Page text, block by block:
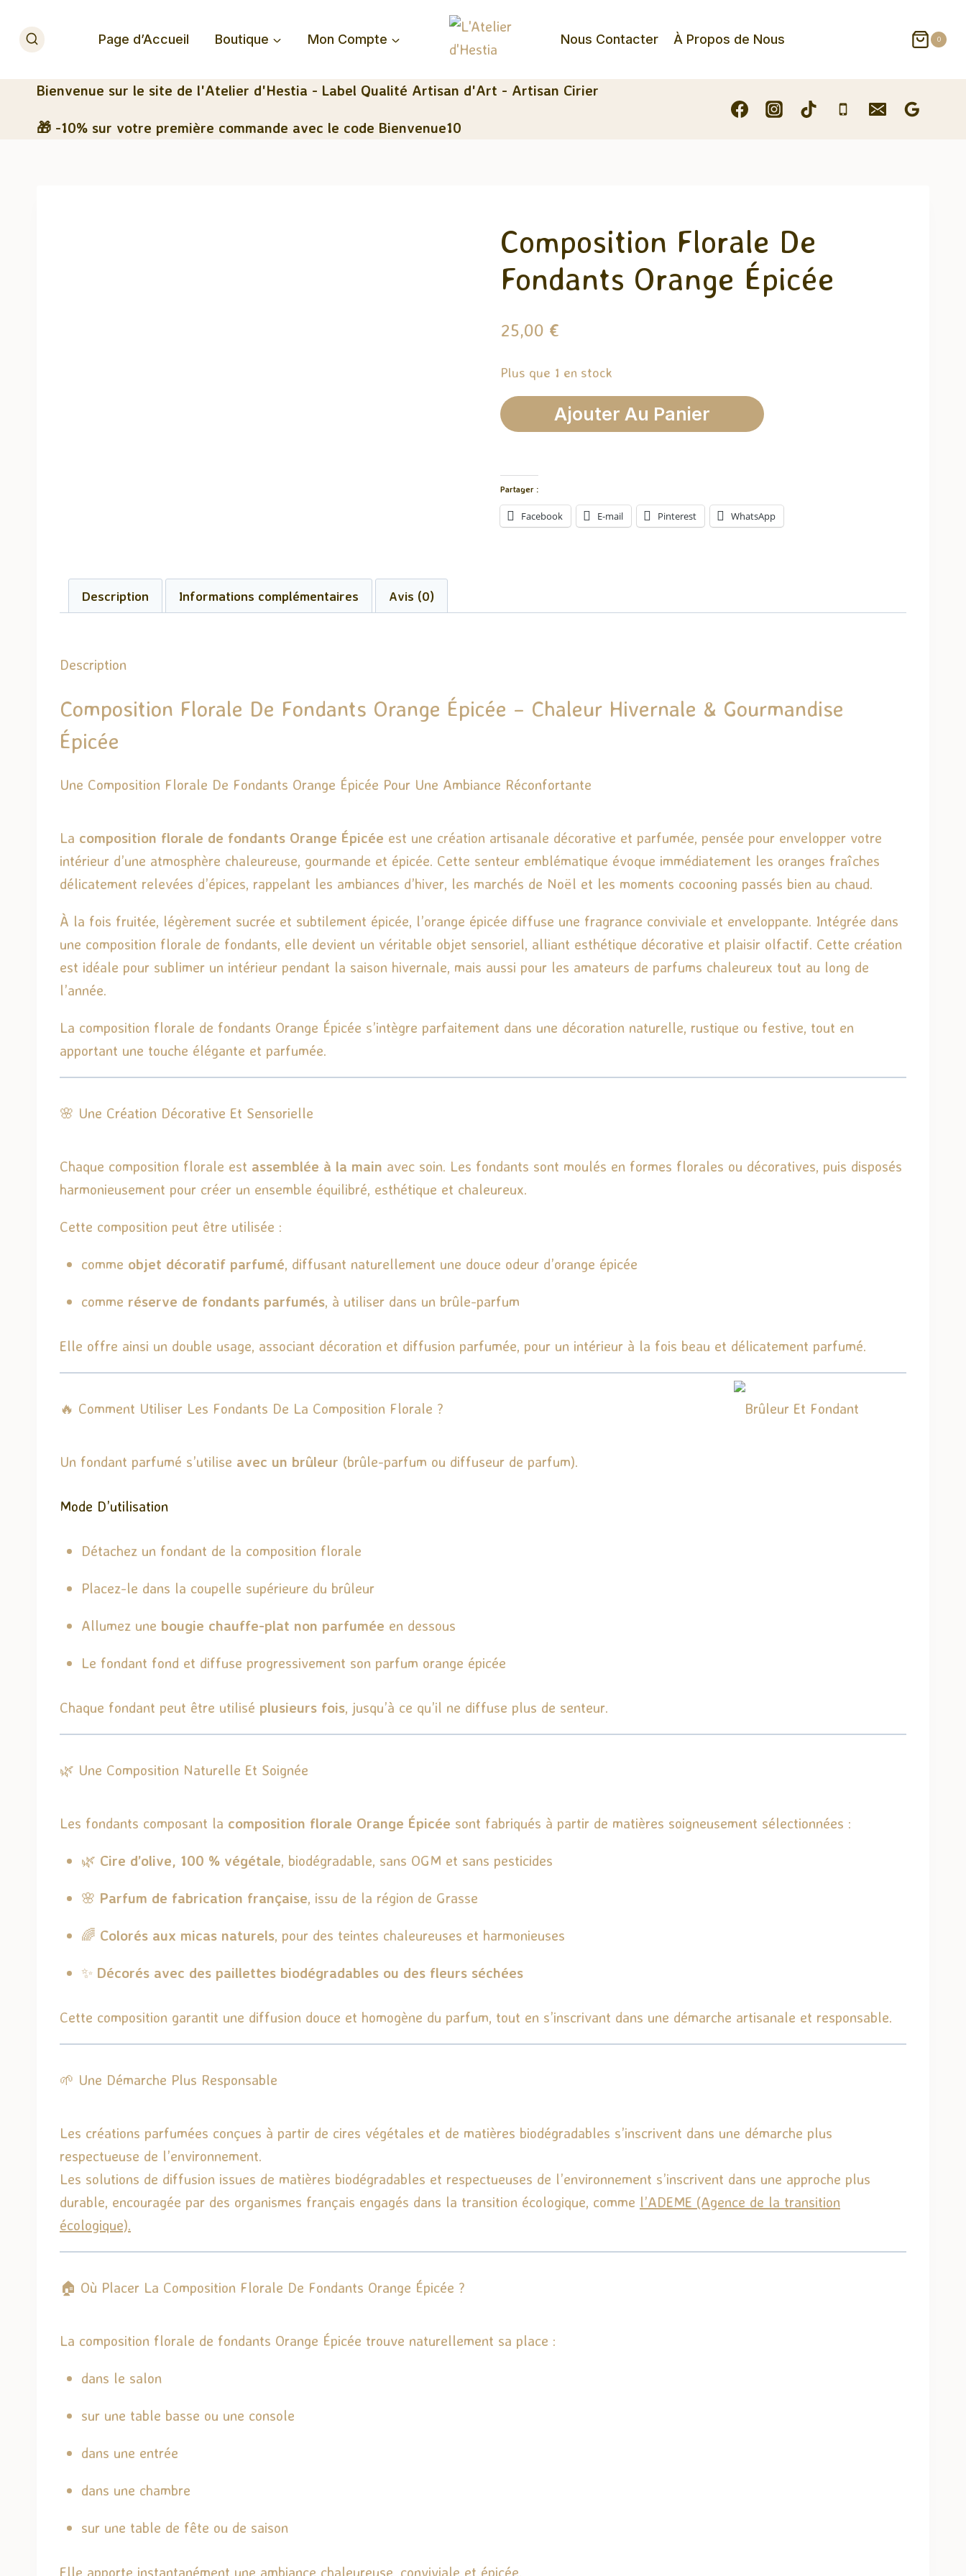
contenu
Page d’Accueil Boutique Mon Compte Nous Contacter À Propos de Nous 0
Bienvenue sur le site de l'Atelier d'Hestia - Label Qualité Artisan d'Art - Artisan Cirier
🎁 -10% sur votre première commande avec le code Bienvenue10
Composition Florale De
Fondants Orange Épicée
25,00 €
Plus que 1 en stock
quantité
de
Florale
Fondants
Ajouter Au Panier
Partager :
Facebook E-mail Pinterest WhatsApp
Description Informations complémentaires Avis (0)
Description
Composition Florale De Fondants Orange Épicée – Chaleur Hivernale & Gourmandise
Épicée
Une Composition Florale De Fondants Orange Épicée Pour Une Ambiance Réconfortante
La composition florale de fondants Orange Épicée est une création artisanale décorative et parfumée, pensée pour envelopper votre
intérieur d’une atmosphère chaleureuse, gourmande et épicée. Cette senteur emblématique évoque immédiatement les oranges fraîches
délicatement relevées d’épices, rappelant les ambiances d’hiver, les marchés de Noël et les moments cocooning passés bien au chaud.
À la fois fruitée, légèrement sucrée et subtilement épicée, l’orange épicée diffuse une fragrance conviviale et enveloppante. Intégrée dans
une composition florale de fondants, elle devient un véritable objet sensoriel, alliant esthétique décorative et plaisir olfactif. Cette création
est idéale pour sublimer un intérieur pendant la saison hivernale, mais aussi pour les amateurs de parfums chaleureux tout au long de
l’année.
La composition florale de fondants Orange Épicée s’intègre parfaitement dans une décoration naturelle, rustique ou festive, tout en
apportant une touche élégante et parfumée.
🌸 Une Création Décorative Et Sensorielle
Chaque composition florale est assemblée à la main avec soin. Les fondants sont moulés en formes florales ou décoratives, puis disposés
harmonieusement pour créer un ensemble équilibré, esthétique et chaleureux.
Cette composition peut être utilisée :
comme objet décoratif parfumé, diffusant naturellement une douce odeur d’orange épicée
comme réserve de fondants parfumés, à utiliser dans un brûle-parfum
Elle offre ainsi un double usage, associant décoration et diffusion parfumée, pour un intérieur à la fois beau et délicatement parfumé.
🔥 Comment Utiliser Les Fondants De La Composition Florale ?
Un fondant parfumé s’utilise avec un brûleur (brûle-parfum ou diffuseur de parfum).
Mode D’utilisation
Détachez un fondant de la composition florale
Placez-le dans la coupelle supérieure du brûleur
Allumez une bougie chauffe-plat non parfumée en dessous
Le fondant fond et diffuse progressivement son parfum orange épicée
Chaque fondant peut être utilisé plusieurs fois, jusqu’à ce qu’il ne diffuse plus de senteur.
🌿 Une Composition Naturelle Et Soignée
Les fondants composant la composition florale Orange Épicée sont fabriqués à partir de matières soigneusement sélectionnées :
🌿 Cire d’olive, 100 % végétale, biodégradable, sans OGM et sans pesticides
🌸 Parfum de fabrication française, issu de la région de Grasse
🌈 Colorés aux micas naturels, pour des teintes chaleureuses et harmonieuses
✨ Décorés avec des paillettes biodégradables ou des fleurs séchées
Cette composition garantit une diffusion douce et homogène du parfum, tout en s’inscrivant dans une démarche artisanale et responsable.
🌱 Une Démarche Plus Responsable
Les créations parfumées conçues à partir de cires végétales et de matières biodégradables s’inscrivent dans une démarche plus
respectueuse de l’environnement.
Les solutions de diffusion issues de matières biodégradables et respectueuses de l’environnement s’inscrivent dans une approche plus
durable, encouragée par des organismes français engagés dans la transition écologique, comme l’ADEME (Agence de la transition
écologique).
🏠 Où Placer La Composition Florale De Fondants Orange Épicée ?
La composition florale de fondants Orange Épicée trouve naturellement sa place :
dans le salon
sur une table basse ou une console
dans une entrée
dans une chambre
sur une table de fête ou de saison
Elle apporte instantanément une ambiance chaleureuse, conviviale et épicée.